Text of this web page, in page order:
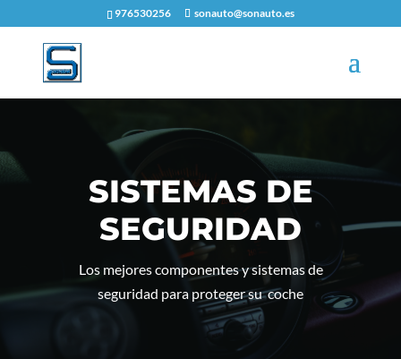
976530256 sonauto@sonauto.es
SISTEMAS DE
SEGURIDAD
Los mejores componentes y sistemas de
seguridad para proteger su coche